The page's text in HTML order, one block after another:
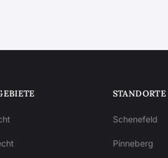
STANDORTE
Schenefeld
Pinneberg